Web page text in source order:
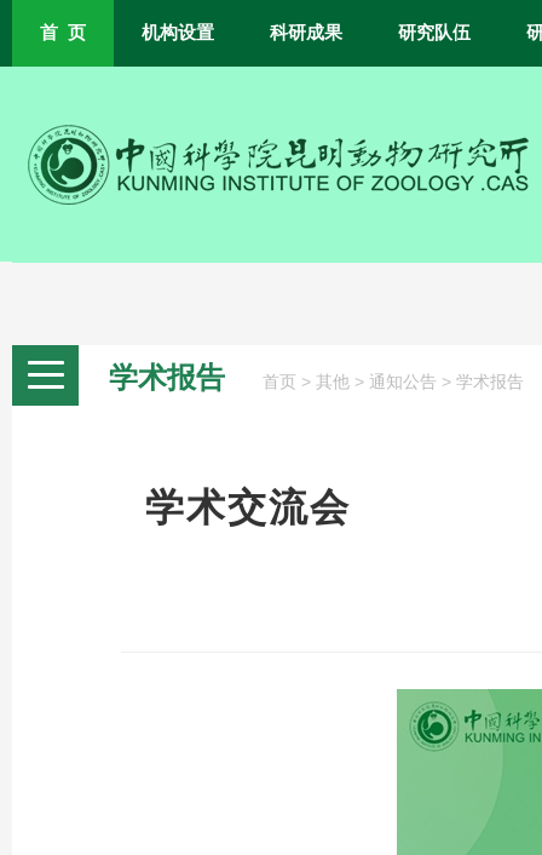
首 页 机构设置 科研成果 研究队伍
学术报告 首页 > 其他 > 通知公告 > 学术报告
学术交流会